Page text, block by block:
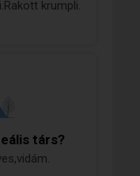
krumpli.
társ?